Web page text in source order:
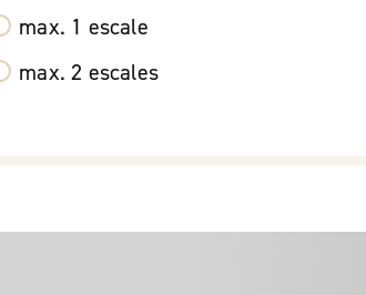
max. 1 escale
max. 2 escales